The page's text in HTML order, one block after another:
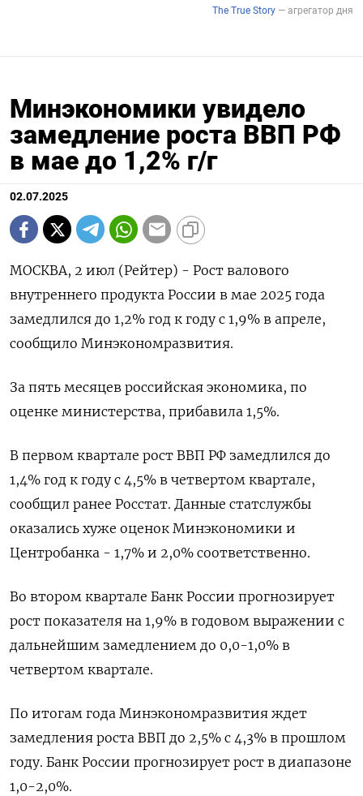
Минэкономики увидело
замедление роста ВВП РФ
в мае до 1,2% г/г
02.07.2025
МОСКВА, 2 июл (Рейтер) - Рост валового
внутреннего продукта России в мае 2025 года
замедлился до 1,2% год к году с 1,9% в апреле,
сообщило Минэкономразвития.
За пять месяцев российская экономика, по
оценке министерства, прибавила 1,5%.
В первом квартале рост ВВП РФ замедлился до
1,4% год к году с 4,5% в четвертом квартале,
сообщил ранее Росстат. Данные статслужбы
оказались хуже оценок Минэкономики и
Центробанка - 1,7% и 2,0% соответственно.
Во втором квартале Банк России прогнозирует
рост показателя на 1,9% в годовом выражении с
дальнейшим замедлением до 0,0-1,0% в
четвертом квартале.
По итогам года Минэкономразвития ждет
замедления роста ВВП до 2,5% с 4,3% в прошлом
году. Банк России прогнозирует рост в диапазоне
1,0-2,0%.